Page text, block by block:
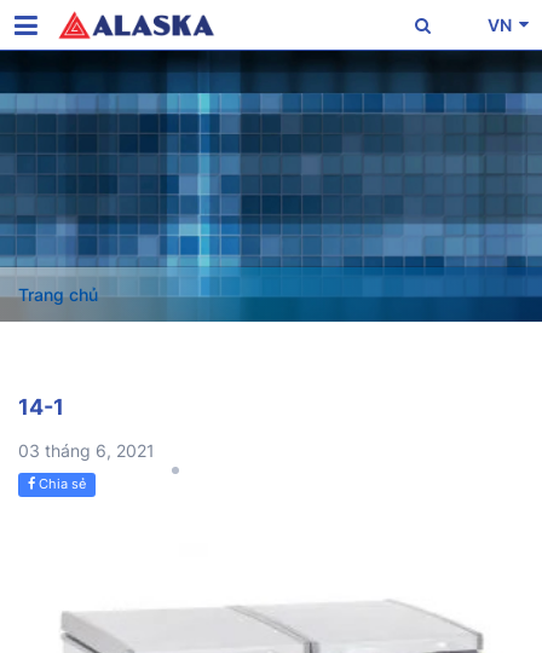
VN
Trang chủ
14-1
03 tháng 6, 2021
Chia sẻ